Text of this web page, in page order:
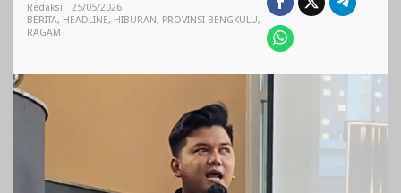
DPMPTSP
Penjualan
Miras
Belum
Terbit
Redaksi
25/05/2026
BERITA, HEADLINE, HIBURAN, PROVINSI BENGKULU,
RAGAM